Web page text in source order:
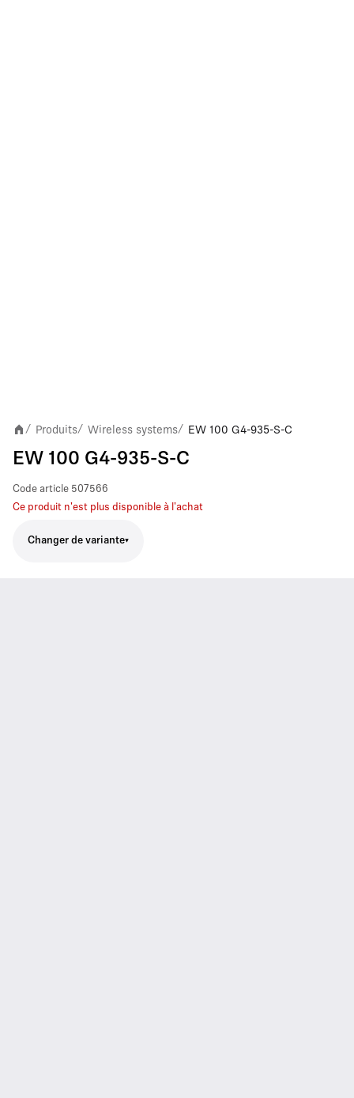
/ Produits/ Wireless systems/ EW 100 G4-935-S-C
EW 100 G4-935-S-C
Code article 507566
Ce produit n'est plus disponible à l'achat
Changer de variante